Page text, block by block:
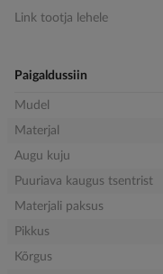
Link tootja lehele
Paigaldussiin
Mudel
Materjal
Augu kuju
Puuriava kaugus tsentrist
Materjali paksus
Pikkus
Kõrgus